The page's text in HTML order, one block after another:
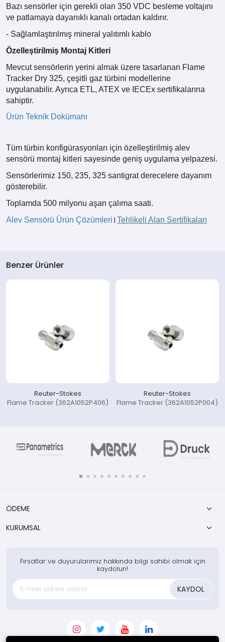
Bazı sensörler için gerekli olan 350 VDC besleme voltajını
ve patlamaya dayanıklı kanalı ortadan kaldırır.
- Sağlamlaştırılmış mineral yalıtımlı kablo
Özelleştirilmiş Montaj Kitleri
Mevcut sensörlerin yerini almak üzere tasarlanan Flame
Tracker Dry 325, çeşitli gaz türbini modellerine
uygulanabilir. Ayrıca ETL, ATEX ve IECEx sertifikalarına
sahiptir.
Ürün Teknik Dokümanı
Tüm türbin konfigürasyonları için özelleştirilmiş alev
sensörü montaj kitleri sayesinde geniş uygulama yelpazesi.
Sensörlerimiz 150, 235, 325 santigrat derecelere dayanım
gösterebilir.
Toplamda 500 milyonu aşan çalıma saati.
Alev Sensörü Ürün Çözümleri Tehlikeli Alan Sertifikaları
Benzer Ürünler
Reuter-Stokes
Flame Tracker (362A1052P406)
Reuter-Stokes
Flame Tracker (362A1052P004)
ÖDEME
KURUMSAL
Fırsatlar ve duyurularımız hakkında bilgi sahibi olmak için
kaydolun!
KAYDOL